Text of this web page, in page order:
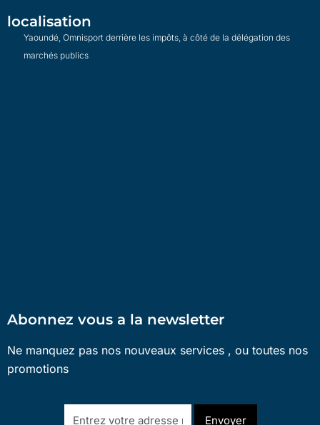
localisation
Yaoundé, Omnisport derrière les impôts, à côté de la délégation des
marchés publics
Abonnez vous a la newsletter
Ne manquez pas nos nouveaux services , ou toutes nos
promotions
Envoyer